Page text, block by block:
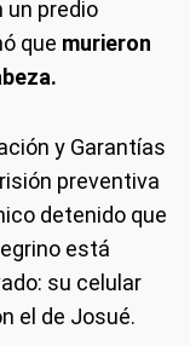
un predio
que murieron
y Garantías
preventiva
detenido que
está
su celular
el de Josué.